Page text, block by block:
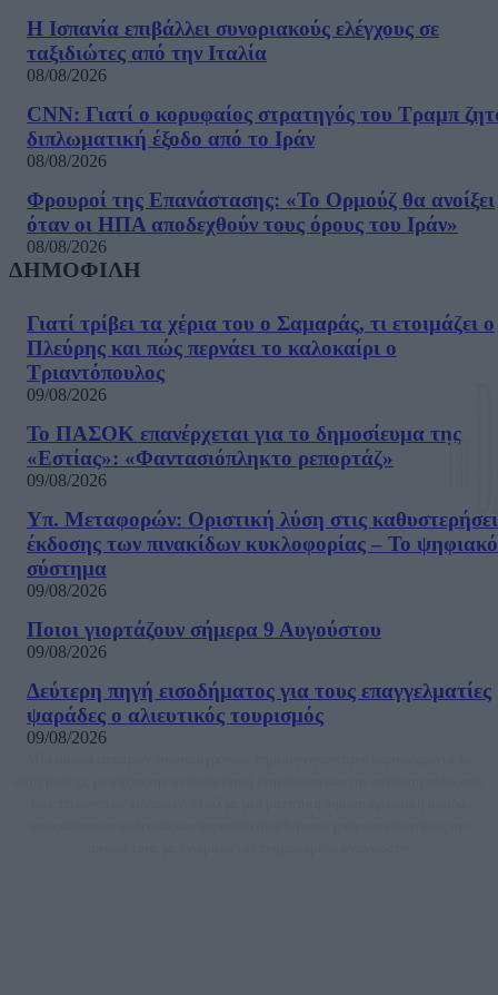
Η Ισπανία επιβάλλει συνοριακούς ελέγχους σε
ταξιδιώτες από την Ιταλία
08/08/2026
CNN: Γιατί ο κορυφαίος στρατηγός του Τραμπ
διπλωματική έξοδο από το Ιράν
08/08/2026
Φρουροί της Επανάστασης: «Το Ορμούζ θα ανοίξει
όταν οι ΗΠΑ αποδεχθούν τους όρους του Ιράν»
08/08/2026
ΔΗΜΟΦΙΛΗ
Γιατί τρίβει τα χέρια του ο Σαμαράς, τι ετοιμάζει ο
Πλεύρης και πώς περνάει το καλοκαίρι ο
Τριαντόπουλος
09/08/2026
Το ΠΑΣΟΚ επανέρχεται για το δημοσίευμα της
«Εστίας»: «Φαντασιόπληκτο ρεπορτάζ»
09/08/2026
Υπ. Μεταφορών: Οριστική λύση στις
έκδοσης των πινακίδων κυκλοφορίας – Το ψηφιακό
σύστημα
09/08/2026
Ποιοι γιορτάζουν σήμερα 9 Αυγούστου
09/08/2026
Δεύτερη πηγή εισοδήματος για τους επαγγελματίες
ψαράδες ο αλιευτικός τουρισμός
09/08/2026